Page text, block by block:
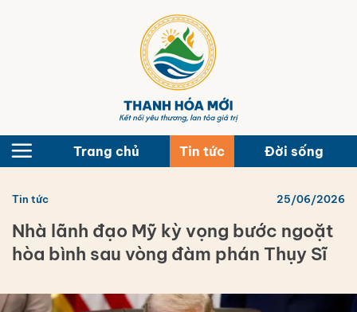
Trang chủ Tin tức Đời sống
Tin tức 25/06/2026
Nhà lãnh đạo Mỹ kỳ vọng bước ngoặt
hòa bình sau vòng đàm phán Thụy Sĩ